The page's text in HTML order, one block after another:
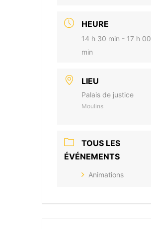
HEURE
14 h 30 min - 17 h 00
min
LIEU
Palais de justice
Moulins
TOUS LES
ÉVÉNEMENTS
Animations